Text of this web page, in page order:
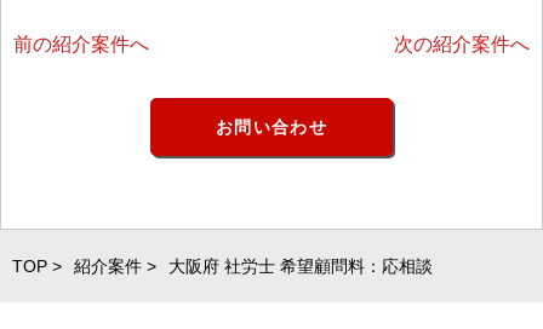
前の紹介案件へ 次の紹介案件へ
お問い合わせ
TOP > 紹介案件 > 大阪府 社労士 希望顧問料：応相談